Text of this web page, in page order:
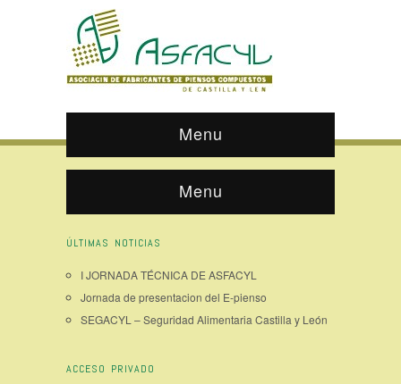
Menu
Menu
ÚLTIMAS NOTICIAS
I JORNADA TÉCNICA DE ASFACYL
Jornada de presentacion del E-pienso
SEGACYL – Seguridad Alimentaria Castilla y León
ACCESO PRIVADO